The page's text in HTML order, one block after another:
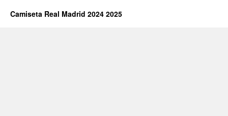
Camiseta Real Madrid 2024 2025